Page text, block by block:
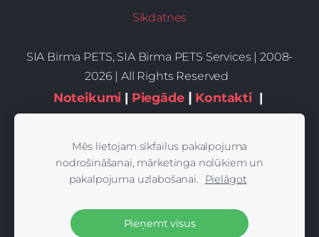
Sīkdatnes
SIA Birma PETS, SIA Birma PETS Services | 2008-
2026 | All Rights Reserved
Noteikumi | Piegāde | Kontakti|
Mēs lietojam sīkfailus pakalpojuma
nodrošināšanai, mārketinga nolūkiem un
pakalpojuma uzlabošanai.
Pielāgot
Pieņemt visus